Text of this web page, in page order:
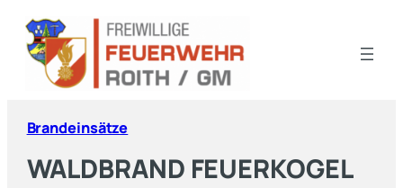
Brandeinsätze
WALDBRAND FEUERKOGEL